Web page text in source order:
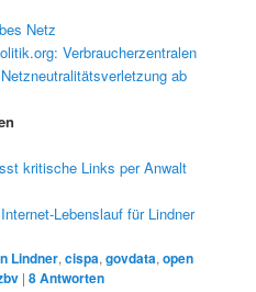
Netz
Verbraucherzentralen
ab
kritische Links per Anwalt
Lebenslauf für Lindner
Lindner,cispa,govdata,open
|8Antworten